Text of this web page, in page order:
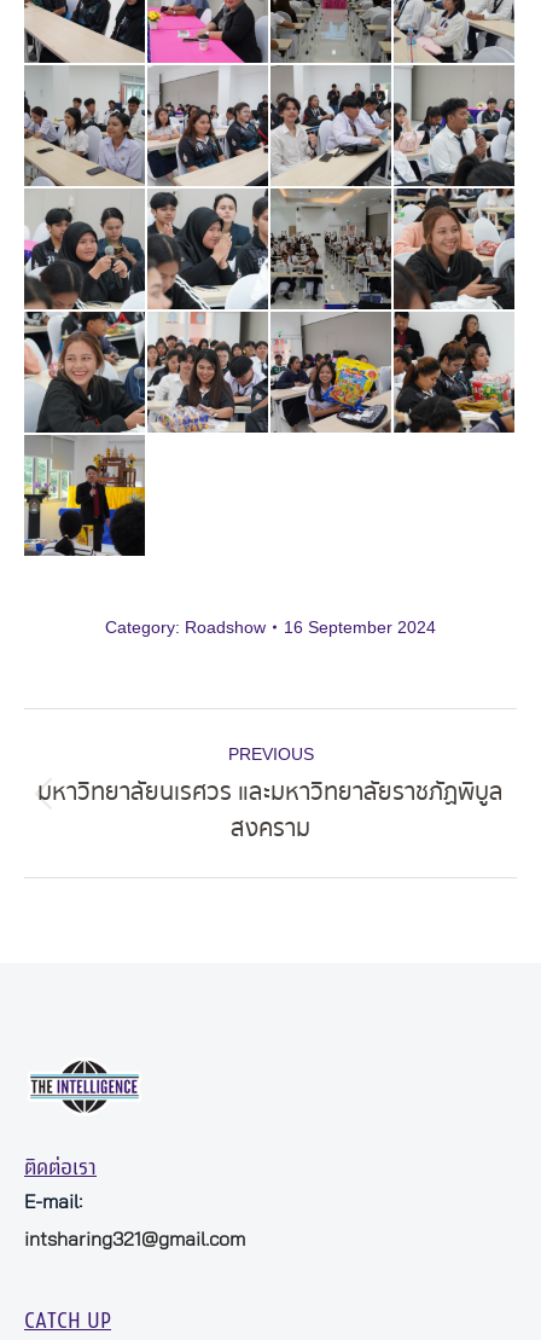
Category: Roadshow 16 September 2024
navigation
PREVIOUS
album:
มหาวิทยาลัยนเรศวร และมหาวิทยาลัยราชภัฏพิบูล
สงคราม
ติดต่อเรา
E-mail:
intsharing321@gmail.com
CATCH UP